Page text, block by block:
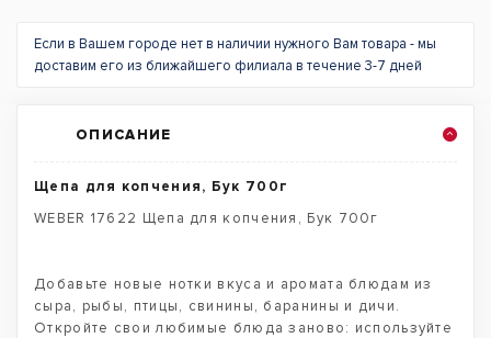
Если в Вашем городе нет в наличии нужного Вам товара - мы
доставим его из ближайшего филиала в течение 3-7 дней
ОПИСАНИЕ
Щепа для копчения, Бук 700г
WEBER 17622 Щепа для копчения, Бук 700г
Добавьте новые нотки вкуса и аромата блюдам из
сыра, рыбы, птицы, свинины, баранины и дичи.
Откройте свои любимые блюда заново: используйте